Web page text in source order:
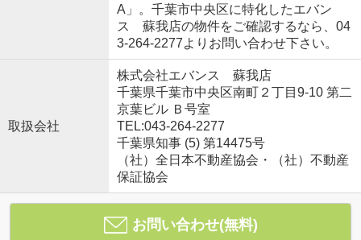
A」。千葉市中央区に特化したエバン
ス 蘇我店の物件をご確認するなら、04
3-264-2277よりお問い合わせ下さい。
取扱会社
株式会社エバンス 蘇我店
千葉県千葉市中央区南町２丁目9-10 第二
京葉ビル Ｂ号室
TEL:043-264-2277
千葉県知事 (5) 第14475号
（社）全日本不動産協会・（社）不動産
保証協会
お問い合わせ(無料)